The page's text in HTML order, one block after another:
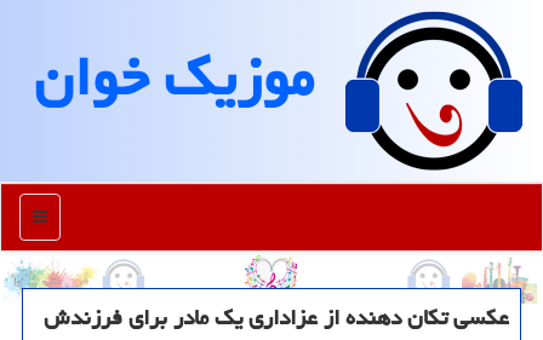
موزیك خوان
منو
عکسی تکان دهنده از عزاداری یک مادر برای فرزندش